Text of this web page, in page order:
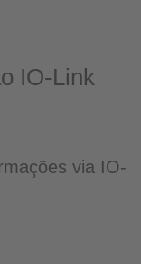
IO-Link
via IO-